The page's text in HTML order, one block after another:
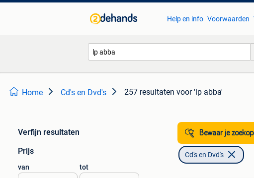
Help en info Voorwaarden
Home Cd's en Dvd's 257 resultaten voor 'lp abba'
Verfijn resultaten
Prijs
van tot
Bewaar je
Cd's en Dvd's